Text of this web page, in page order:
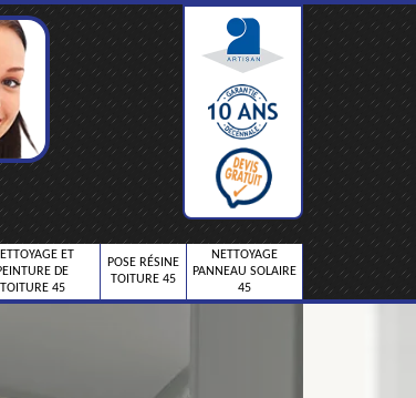
ET
DE
TOITURE 45
POSE RÉSINE
TOITURE 45
NETTOYAGE
PANNEAU SOLAIRE
45